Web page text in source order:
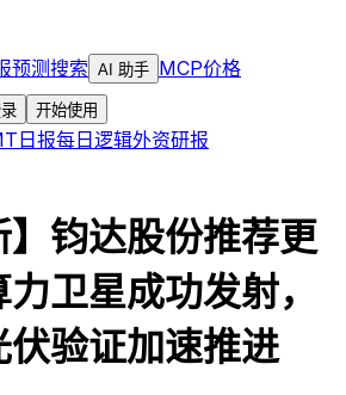
预测搜索 AI 助手 MCP价格
开始使用
日报每日逻辑外资研报
】钧达股份推荐更
卫星成功发射，
验证加速推进